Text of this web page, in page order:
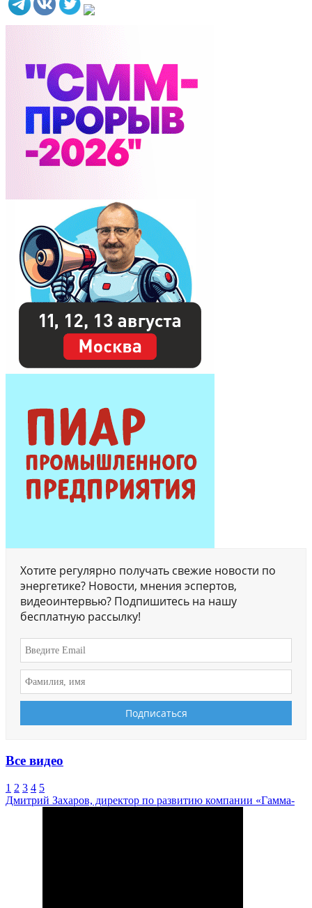
Хотите регулярно получать свежие новости по
энергетике? Новости, мнения эспертов,
видеоинтервью? Подпишитесь на нашу
бесплатную рассылку!
Все видео
1 2 3 4 5
Дмитрий Захаров, директор по развитию компании «Гамма-